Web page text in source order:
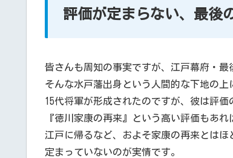
評価が定まらない、最後
皆さんも周知の事実ですが、江戸幕府・最
そんな水戸藩出身という人間的な下地の
15代将軍が形成されたのですが、彼は評価
『徳川家康の再来』という高い評価もあ
江戸に帰るなど、およそ家康の再来とは
定まっていないのが実情です。